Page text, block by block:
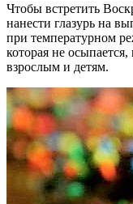
Чтобы встретить
нанести глазурь на
при температурном
которая не
взрослым и детям.